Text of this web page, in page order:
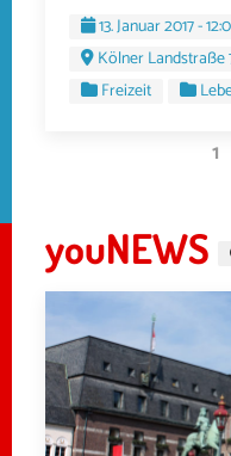
13. Januar 2017 -
Kölner Landstraße
Freizeit
1
youNEWS